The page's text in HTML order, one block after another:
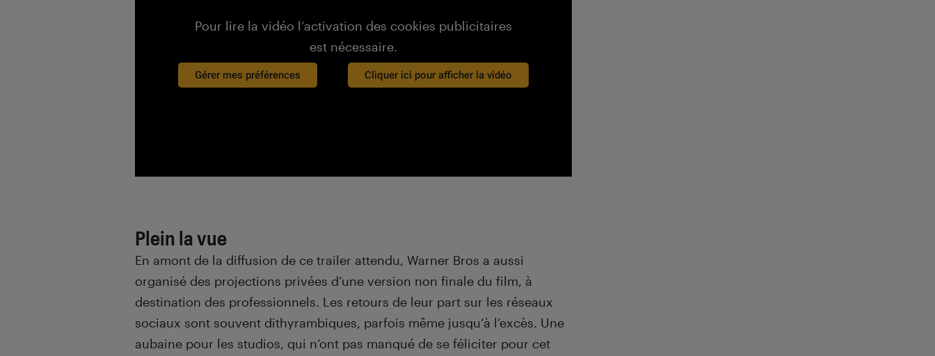
Pour lire la vidéo l’activation des cookies publicitaires
est nécessaire.
Gérer mes préférences Cliquer ici pour afficher la vidéo
Plein la vue
En amont de la diffusion de ce trailer attendu, Warner Bros a aussi
organisé des projections privées d’une version non finale du film, à
destination des professionnels. Les retours de leur part sur les réseaux
sociaux sont souvent dithyrambiques, parfois même jusqu’à l’excès. Une
aubaine pour les studios, qui n’ont pas manqué de se féliciter pour cet